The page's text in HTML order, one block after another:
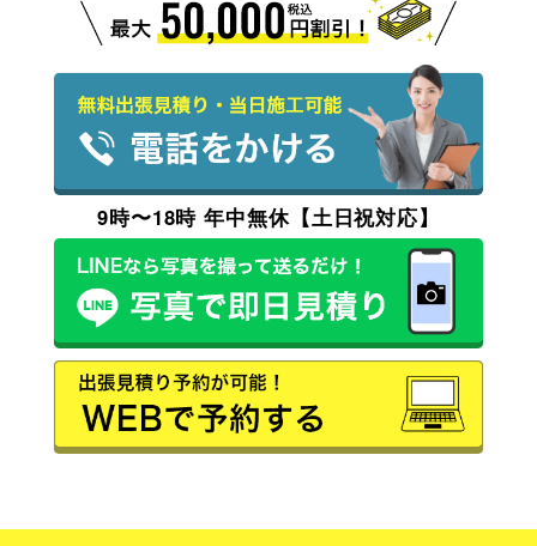
9時〜18時 年中無休【土日祝対応】